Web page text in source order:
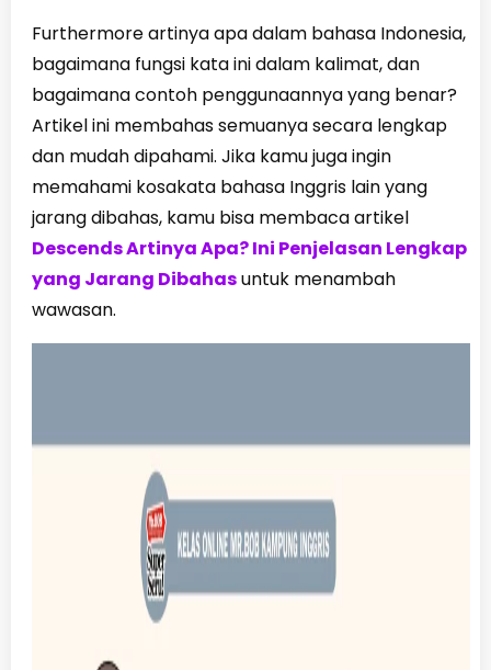
Furthermore artinya apa dalam bahasa Indonesia,
bagaimana fungsi kata ini dalam kalimat, dan
bagaimana contoh penggunaannya yang benar?
Artikel ini membahas semuanya secara lengkap
dan mudah dipahami. Jika kamu juga ingin
memahami kosakata bahasa Inggris lain yang
jarang dibahas, kamu bisa membaca artikel
Descends Artinya Apa? Ini Penjelasan Lengkap
yang Jarang Dibahasuntuk menambah
wawasan.